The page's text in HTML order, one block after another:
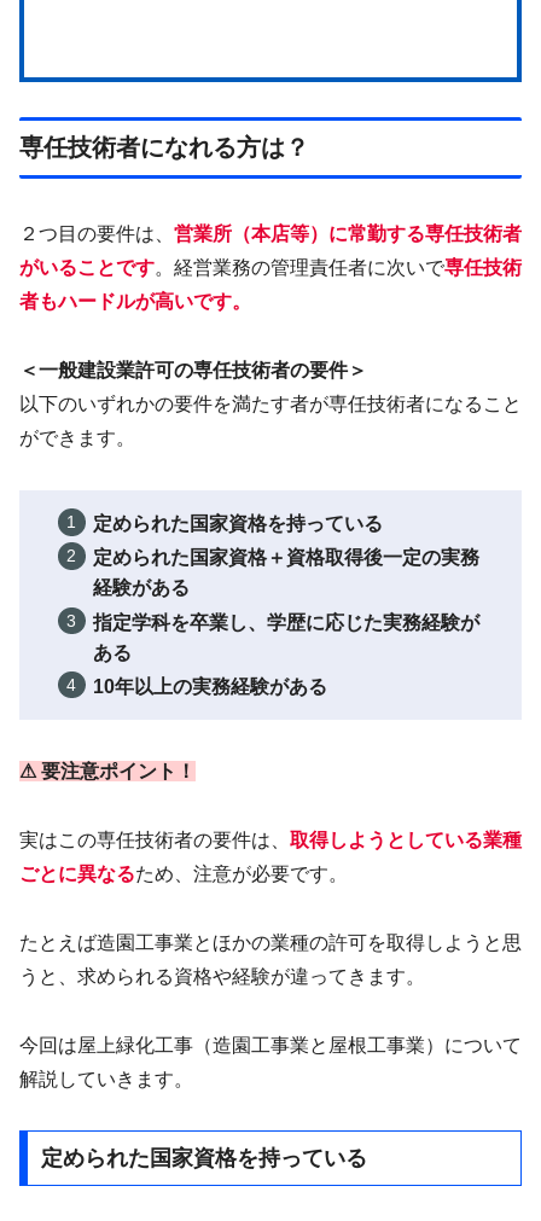
専任技術者になれる方は？
２つ目の要件は、 営業所（本店等）に常勤する専任技術者
がいることです。経営業務の管理責任者に次いで専任技術
者もハードルが高いです。
＜一般建設業許可の専任技術者の要件＞
以下のいずれかの要件を満たす者が専任技術者になること
ができます。
定められた国家資格を持っている
定められた国家資格＋資格取得後一定の実務
経験がある
指定学科を卒業し、学歴に応じた実務経験が
ある
10年以上の実務経験がある
⚠ 要注意ポイント！
実はこの専任技術者の要件は、 取得しようとしている業種
ごとに異なるため、注意が必要です。
たとえば造園工事業とほかの業種の許可を取得しようと思
うと、求められる資格や経験が違ってきます。
今回は屋上緑化工事（造園工事業と屋根工事業）について
解説していきます。
定められた国家資格を持っている